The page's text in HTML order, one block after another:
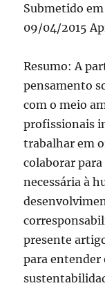
Submetido
09/04/2015
Resumo: A
pensamento
com o meio
profissionais
trabalhar em
colaborar
necessária à
presente
para